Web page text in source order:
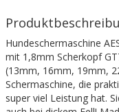
Hundeschermaschine
mit 1,8mm Scherkopf
(13mm, 16mm, 19mm,
Schermaschine, die
super viel Leistung hat.